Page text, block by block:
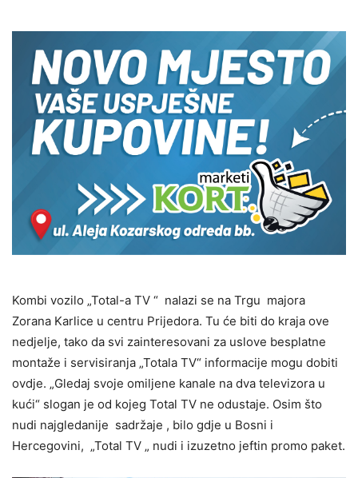
Kombi vozilo „Total-a TV “ nalazi se na Trgu majora
Zorana Karlice u centru Prijedora. Tu će biti do kraja ove
nedjelje, tako da svi zainteresovani za uslove besplatne
montaže i servisiranja „Totala TV“ informacije mogu dobiti
ovdje. „Gledaj svoje omiljene kanale na dva televizora u
kući“ slogan je od kojeg Total TV ne odustaje. Osim što
nudi najgledanije sadržaje , bilo gdje u Bosni i
Hercegovini, „Total TV „ nudi i izuzetno jeftin promo paket.